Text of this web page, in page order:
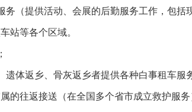
（提供活动、会展的后勤服务工作，包括
站等各个区域。
体返乡、骨灰返乡者提供各种白事租车服
的往返接送（在全国多个省市成立救护服